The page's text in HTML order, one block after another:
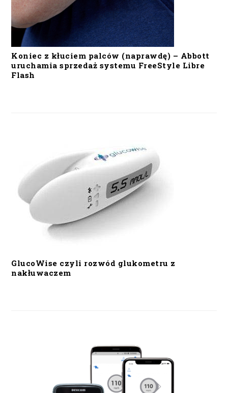
Koniec z kłuciem palców (naprawdę) – Abbott
uruchamia sprzedaż systemu FreeStyle Libre
Flash
GlucoWise czyli rozwód glukometru z
nakłuwaczem